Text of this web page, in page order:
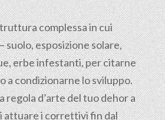
complessa in cui
suolo, esposizione solare,
erbe infestanti, per citarne
a condizionarne lo sviluppo.
regola d’arte del tuo dehor a
attuare i correttivi fin dal